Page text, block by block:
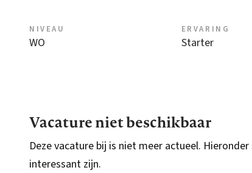
NIVEAU
WO
ERVARING
Starter
Vacature niet beschikbaar
Deze vacature bij is niet meer actueel.
interessant zijn.